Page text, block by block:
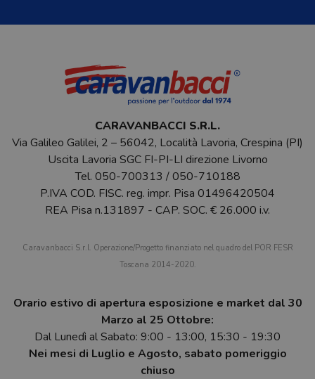
CARAVANBACCI S.R.L.
Via Galileo Galilei, 2 – 56042, Località Lavoria, Crespina (PI)
Uscita Lavoria SGC FI-PI-LI direzione Livorno
Tel. 050-700313 /050-710188
P.IVA COD. FISC. reg. impr. Pisa 01496420504
REA Pisa n.131897 - CAP. SOC. € 26.000 i.v.
Caravanbacci S.r.l. Operazione/Progetto finanziato nel quadro del POR FESR
Toscana 2014-2020.
Orario estivo di apertura esposizione e market dal 30
Marzo al 25 Ottobre:
Dal Lunedì al Sabato: 9:00 - 13:00, 15:30 - 19:30
Nei mesi di Luglio e Agosto, sabato pomeriggio
chiuso